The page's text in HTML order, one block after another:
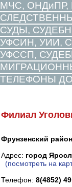
МЧС,
СУДЫ,
УФСИН, УИИ,
УФССП,
ТЕЛЕФОНЫ
Филиал
Фрунзенский район
Адрес: город
(посмотреть на
Телефон: 8(4852)